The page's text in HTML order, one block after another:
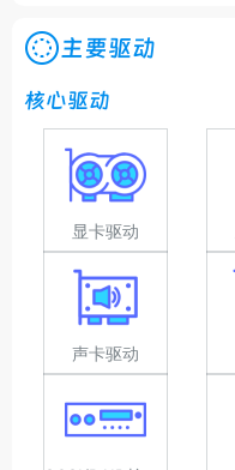
主要驱动
核心驱动
显卡驱动
声卡驱动